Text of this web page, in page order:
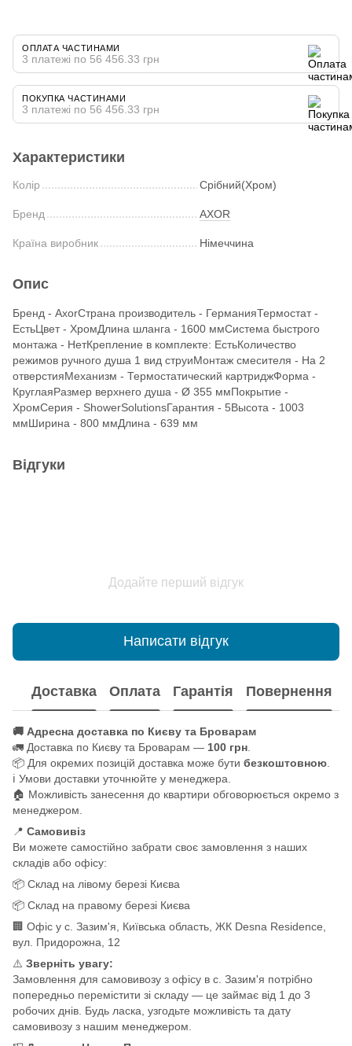
ОПЛАТА ЧАСТИНАМИ
3 платежі по 56 456.33 грн
ПОКУПКА ЧАСТИНАМИ
3 платежі по 56 456.33 грн
Характеристики
Колір Срібний(Хром)
Бренд AXOR
Країна виробник Німеччина
Опис
Бренд - AxorСтрана производитель - ГерманияТермостат -
ЕстьЦвет - ХромДлина шланга - 1600 ммСистема быстрого
монтажа - НетКрепление в комплекте: ЕстьКоличество
режимов ручного душа 1 вид струиМонтаж смесителя - На 2
отверстияМеханизм - Термостатический картриджФорма -
КруглаяРазмер верхнего душа - Ø 355 ммПокрытие -
ХромСерия - ShowerSolutionsГарантия - 5Высота - 1003
ммШирина - 800 ммДлина - 639 мм
Відгуки
Додайте перший відгук
Написати відгук
Доставка Оплата Гарантія Повернення
🚚 Адресна доставка по Києву та Броварам
🚛 Доставка по Києву та Броварам — 100 грн
📦 Для окремих позицій доставка може бути безкоштовною
ℹ️ Умови доставки уточнюйте у менеджера.
🏠 Можливість занесення до квартири обговорюється окремо з
менеджером.
📍 Самовивіз
Ви можете самостійно забрати своє замовлення з наших
складів або офісу:
📦 Склад на лівому березі Києва
📦 Склад на правому березі Києва
🏢 Офіс у с. Зазим'я, Київська область, ЖК Desna Residence,
вул. Придорожна, 12
⚠️ Зверніть увагу:
Замовлення для самовивозу з офісу в с. Зазим'я потрібно
попередньо перемістити зі складу — це займає від 1 до 3
робочих днів. Будь ласка, узгодьте можливість та дату
самовивозу з нашим менеджером.